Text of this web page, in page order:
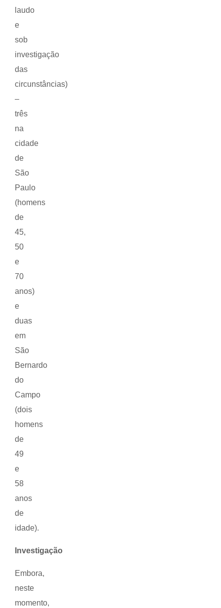
laudo
e
sob
investigação
das
circunstâncias)
–
três
na
cidade
de
São
Paulo
(homens
de
45,
50
e
70
anos)
e
duas
em
São
Bernardo
do
Campo
(dois
homens
de
49
e
58
anos
de
idade).
Investigação
Embora,
neste
momento,